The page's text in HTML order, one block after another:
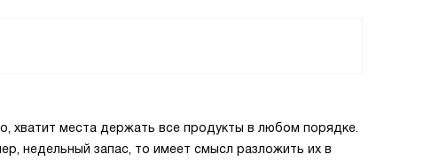
хватит места держать все продукты в любом порядке.
недельный запас, то имеет смысл разложить их в